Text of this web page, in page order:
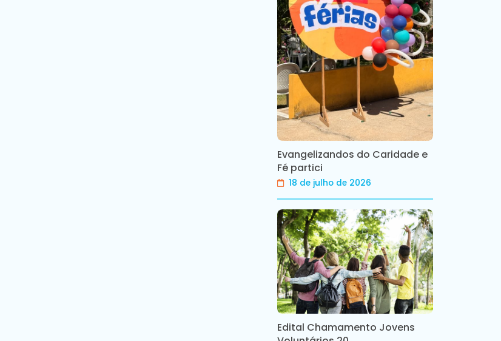
Evangelizandos do Caridade e
Fé partici
18 de julho de 2026
Edital Chamamento Jovens